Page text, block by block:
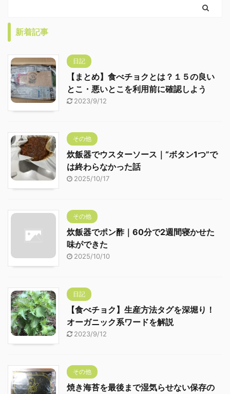
新着記事
日記
【まとめ】食べチョクとは？１５の良い
とこ・悪いとこを利用前に確認しよう
2023/9/12
その他
炊飯器でウスターソース｜“ボタン1つ”で
は終わらなかった話
2025/10/17
その他
炊飯器でポン酢｜60分で2週間寝かせた
味ができた
2025/10/10
日記
【食べチョク】生産方法タグを深堀り！
オーガニック系ワードを解説
2023/9/12
その他
焼き海苔を最後まで湿気らせない保存の